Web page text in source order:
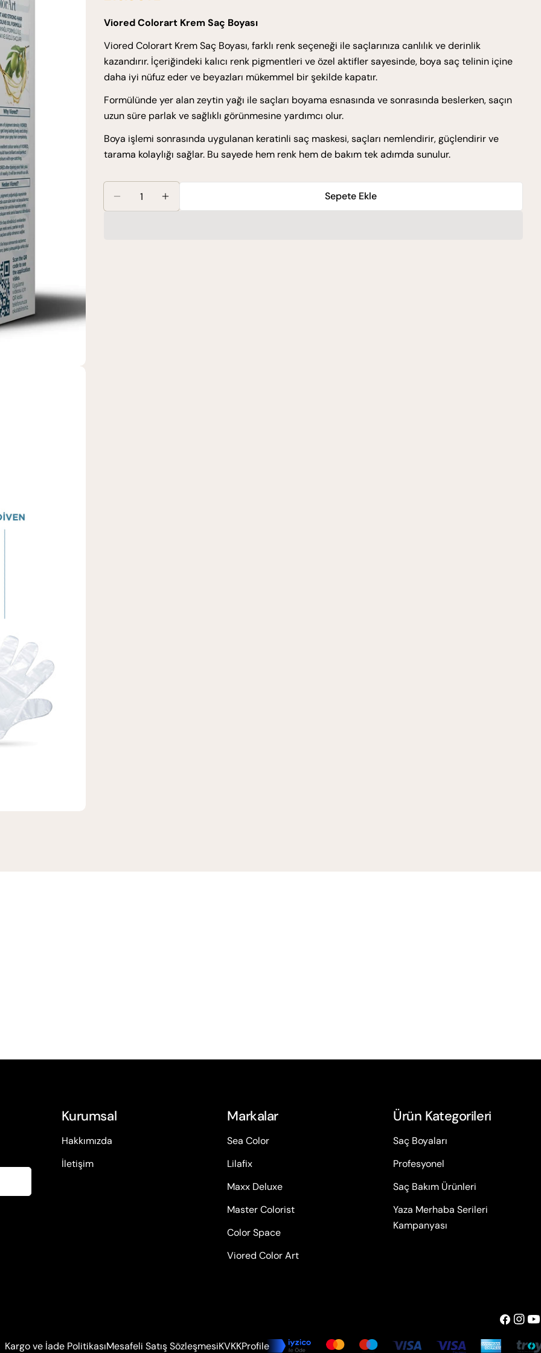
ücreti
fiyat
Viored Colorart Krem Saç Boyası
Viored Colorart Krem Saç Boyası, farklı renk seçeneği ile saçlarınıza canlılık ve derinlik
kazandırır. İçeriğindeki kalıcı renk pigmentleri ve özel aktifler sayesinde, boya saç telinin içine
daha iyi nüfuz eder ve beyazları mükemmel bir şekilde kapatır.
Formülünde yer alan zeytin yağı ile saçları boyama esnasında ve sonrasında beslerken, saçın
uzun süre parlak ve sağlıklı görünmesine yardımcı olur.
Boya işlemi sonrasında uygulanan keratinli saç maskesi, saçları nemlendirir, güçlendirir ve
tarama kolaylığı sağlar. Bu sayede hem renk hem de bakım tek adımda sunulur.
Viored ColorArt Set Boya 0.2 Bebek Sarısı Için Miktarı Azaltın
Viored ColorArt Set Boya 0.2 Bebek Sarısı Için Miktarı Artırın
Sepete Ekle
Kurumsal
Hakkımızda
İletişim
Markalar
Sea Color
Lilafix
Maxx Deluxe
Master Colorist
Color Space
Viored Color Art
Ürün Kategorileri
Saç Boyaları
Profesyonel
Saç Bakım Ürünleri
Yaza Merhaba Serileri
Kampanyası
Facebook
Kargo ve İade PolitikasıMesafeli Satış SözleşmesiKVKKProfileÖdeme